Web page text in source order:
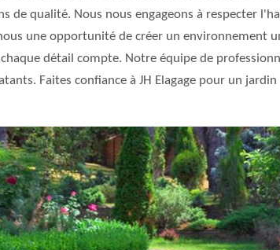
de qualité. Nous nous engageons à respecter
une opportunité de créer un environnement
détail compte. Notre équipe de
Faites confiance à JH Elagage pour un